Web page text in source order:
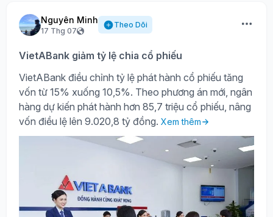
Nguyên Minh
17 Thg 07
Theo Dõi
VietABank giảm tỷ lệ chia cổ phiếu
VietABank điều chỉnh tỷ lệ phát hành cổ phiếu tăng
vốn từ 15% xuống 10,5%. Theo phương án mới, ngân
hàng dự kiến phát hành hơn 85,7 triệu cổ phiếu, nâng
vốn điều lệ lên 9.020,8 tỷ đồng. Xem thêm